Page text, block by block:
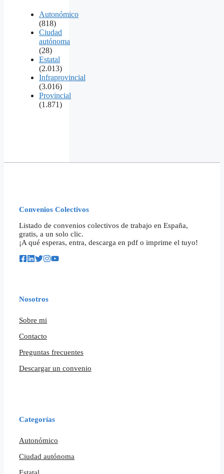
Autonómico
(818)
Ciudad
autónoma
(28)
Estatal
(2.013)
Infraprovincial
(3.016)
Provincial
(1.871)
Convenios Colectivos
Listado de convenios colectivos de trabajo en España,
gratis, a un solo clic.
¡A qué esperas, entra, descarga en pdf o imprime el tuyo!
Nosotros
Sobre mi
Contacto
Preguntas frecuentes
Descargar un convenio
Categorías
Autonómico
Ciudad autónoma